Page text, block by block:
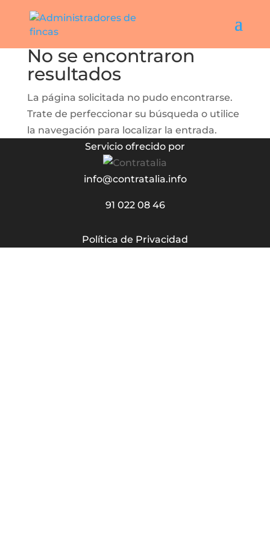
No se encontraron
resultados
La página solicitada no pudo encontrarse.
Trate de perfeccionar su búsqueda o utilice
la navegación para localizar la entrada.
Servicio ofrecido por
info@contratalia.info
91 022 08 46
Política de Privacidad